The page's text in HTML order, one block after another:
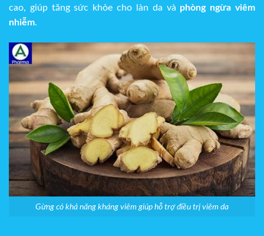
cao, giúp tăng sức khỏe cho làn da và phòng ngừa viêm
nhiễm.
Gừng có khả năng kháng viêm giúp hỗ trợ điều trị viêm da